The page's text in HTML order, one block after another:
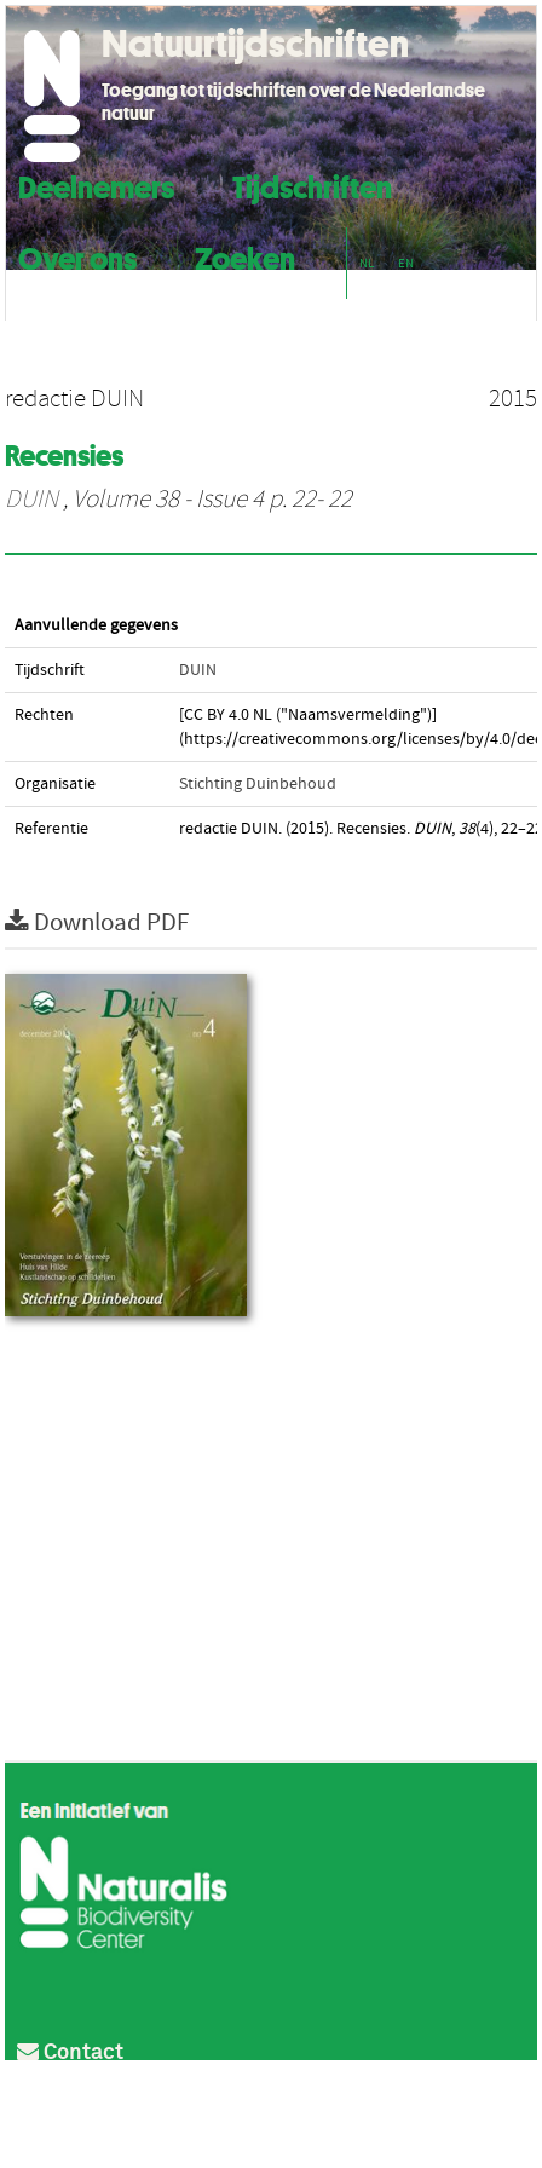
Deelnemers
Tijdschriften
Over ons
Zoeken NL EN
Natuurtijdschriften
Toegang tot tijdschriften over de Nederlandse
natuur
redactie DUIN 2015
Recensies
DUIN, Volume 38 - Issue 4 p. 22- 22
Aanvullende gegevens
Tijdschrift DUIN
Rechten
[CC BY 4.0 NL ("Naamsvermelding")]
(https://creativecommons.org/licenses/by/4.0/
Organisatie Stichting Duinbehoud
Referentie redactie DUIN. (2015). Recensies. DUIN, 38(4),
Download PDF
Contact